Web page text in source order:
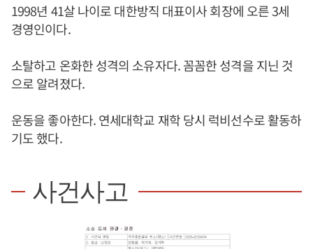
1998년 41살 나이로 대한방직 대표이사 회장에 오른 3세
경영인이다.
소탈하고 온화한 성격의 소유자다. 꼼꼼한 성격을 지닌 것
으로 알려졌다.
운동을 좋아한다. 연세대학교 재학 당시 럭비선수로 활동하
기도 했다.
사건사고